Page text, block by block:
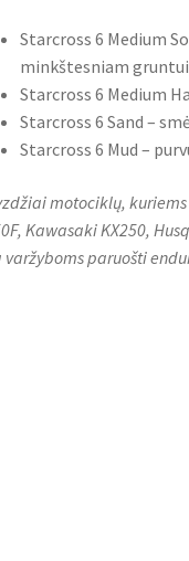
Starcross 6 Medium
minkštesniam
Starcross 6 Medium
Starcross 6 Sand –
Starcross 6 Mud –
motociklų, kuriems
Kawasaki KX250,
paruošti